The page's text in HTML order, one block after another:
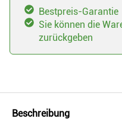
Bestpreis-Garantie
Sie können die
zurückgeben
Beschreibung